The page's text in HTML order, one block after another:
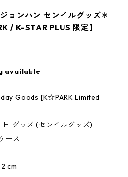
ョンハン センイルグッズ＊
/ K-STAR PLUS 限定]
available
Goods [K☆PARK Limited
グッズ (センイルグッズ)
ース
cm